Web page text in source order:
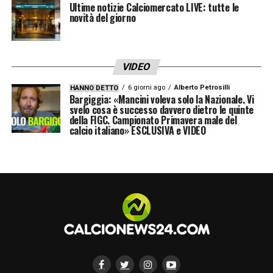
Ultime notizie Calciomercato LIVE: tutte le
novità del giorno
VIDEO
HANNO DETTO 6 giorni ago Alberto Petrosilli
Bargiggia: «Mancini voleva solo la Nazionale. Vi
svelo cosa è successo davvero dietro le quinte
della FIGC. Campionato Primavera male del
calcio italiano» ESCLUSIVA e VIDEO